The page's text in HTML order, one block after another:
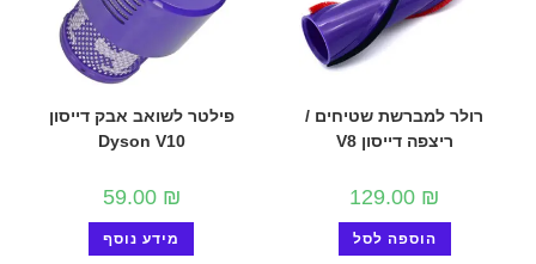
רולר למברשת שטיחים /
ריצפה דייסון V8
129.00 ₪
הוספה לסל
פילטר לשואב אבק דייסון
Dyson V10
59.00 ₪
מידע נוסף